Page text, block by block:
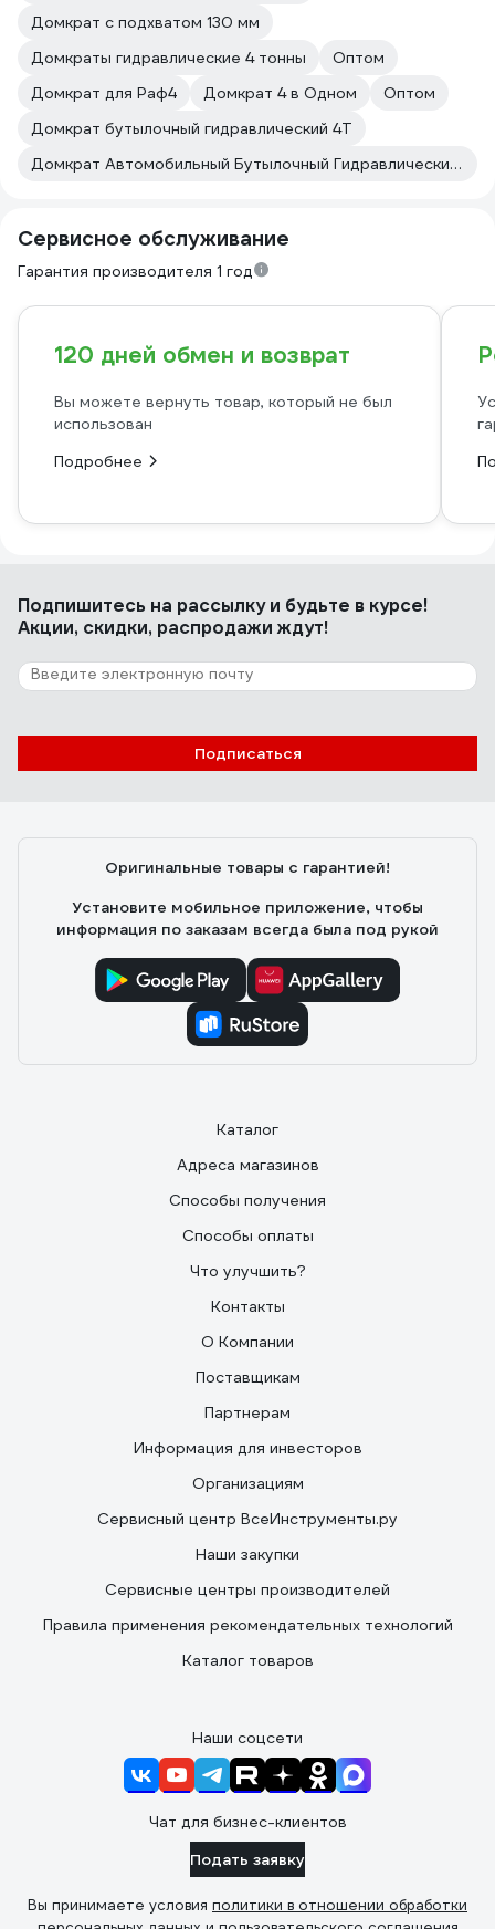
Домкрат с подхватом 130 мм
Домкраты гидравлические 4 тонны
Оптом
Домкрат для Раф4
Домкрат 4 в Одном
Оптом
Домкрат бутылочный гидравлический 4Т
Домкрат Автомобильный Бутылочный Гидравлический Matrix
Сервисное обслуживание
Гарантия производителя 1 год
120 дней обмен и возврат
Вы можете вернуть товар, который не был
использован
Подробнее
Подпишитесь на рассылкуи будьте в курсе!
Акции, скидки, распродажи ждут!
Подписаться
Оригинальные товары с гарантией!
Установите мобильное приложение, чтобы
информация по заказам всегда была под рукой
Каталог
Адреса магазинов
Способы получения
Способы оплаты
Что улучшить?
Контакты
О Компании
Поставщикам
Партнерам
Информация для инвесторов
Организациям
Сервисный центр ВсеИнструменты.ру
Наши закупки
Сервисные центры производителей
Правила применения рекомендательных технологий
Каталог товаров
Наши соцсети
Чат для бизнес-клиентов
Подать заявку
Вы принимаете условия политики в отношении обработки